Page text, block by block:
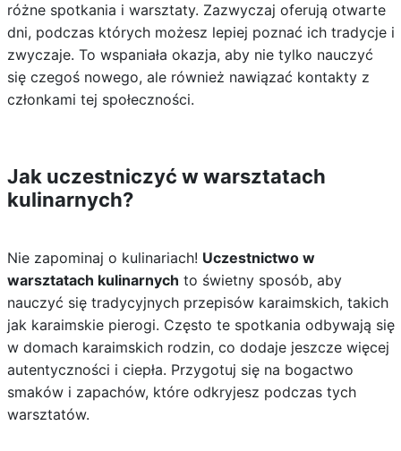
różne spotkania i warsztaty. Zazwyczaj oferują otwarte
dni, podczas których możesz lepiej poznać ich tradycje i
zwyczaje. To wspaniała okazja, aby nie tylko nauczyć
się czegoś nowego, ale również nawiązać kontakty z
członkami tej społeczności.
Jak uczestniczyć w warsztatach
kulinarnych?
Nie zapominaj o kulinariach! Uczestnictwo w
warsztatach kulinarnych to świetny sposób, aby
nauczyć się tradycyjnych przepisów karaimskich, takich
jak karaimskie pierogi. Często te spotkania odbywają się
w domach karaimskich rodzin, co dodaje jeszcze więcej
autentyczności i ciepła. Przygotuj się na bogactwo
smaków i zapachów, które odkryjesz podczas tych
warsztatów.